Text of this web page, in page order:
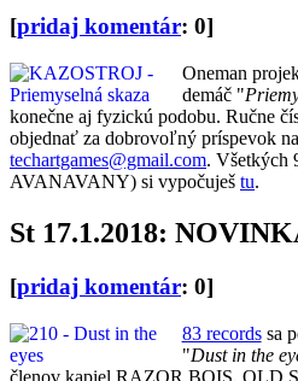
[pridaj komentár: 0]
Oneman
demáč "
konečne aj fyzickú podobu. Ručne
objednať za dobrovoľný príspevok
techartgames@gmail.com. Všetkých
AVANAVANY) si vypočuješ tu.
St 17.1.2018:
[pridaj komentár: 0]
83 recordssa
"Dust in the
členov kapiel RAZOR BOIS, OLD